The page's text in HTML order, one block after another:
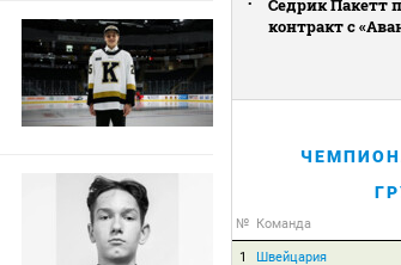
Седрик Пакетт
контракт с
№ Команда
1 Швейцария